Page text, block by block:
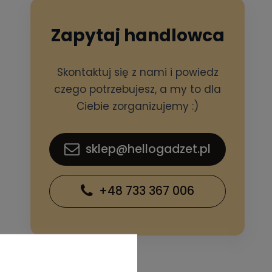
Zapytaj handlowca
Skontaktuj się z nami i powiedz
czego potrzebujesz, a my to dla
Ciebie zorganizujemy :)
sklep@hellogadzet.pl
+48 733 367 006